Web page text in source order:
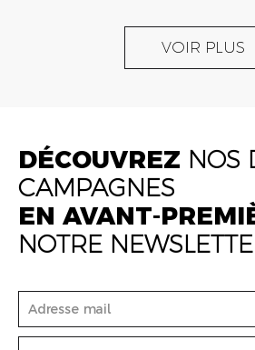
VOIR PLUS
DÉCOUVREZ NOS
CAMPAGNES
EN AVANT-
NOTRE